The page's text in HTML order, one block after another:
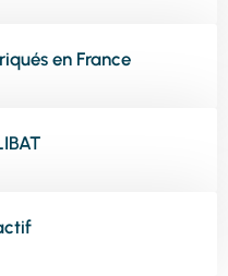
en France